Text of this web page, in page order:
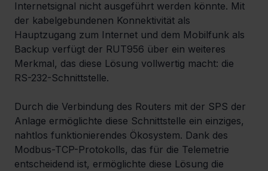
Internetsignal nicht ausgeführt werden könnte. Mit
der kabelgebundenen Konnektivität als
Hauptzugang zum Internet und dem Mobilfunk als
Backup verfügt der RUT956 über ein weiteres
Merkmal, das diese Lösung vollwertig macht: die
RS-232-Schnittstelle.
Durch die Verbindung des Routers mit der SPS der
Anlage ermöglichte diese Schnittstelle ein einziges,
nahtlos funktionierendes Ökosystem. Dank des
Modbus-TCP-Protokolls, das für die Telemetrie
entscheidend ist, ermöglichte diese Lösung die